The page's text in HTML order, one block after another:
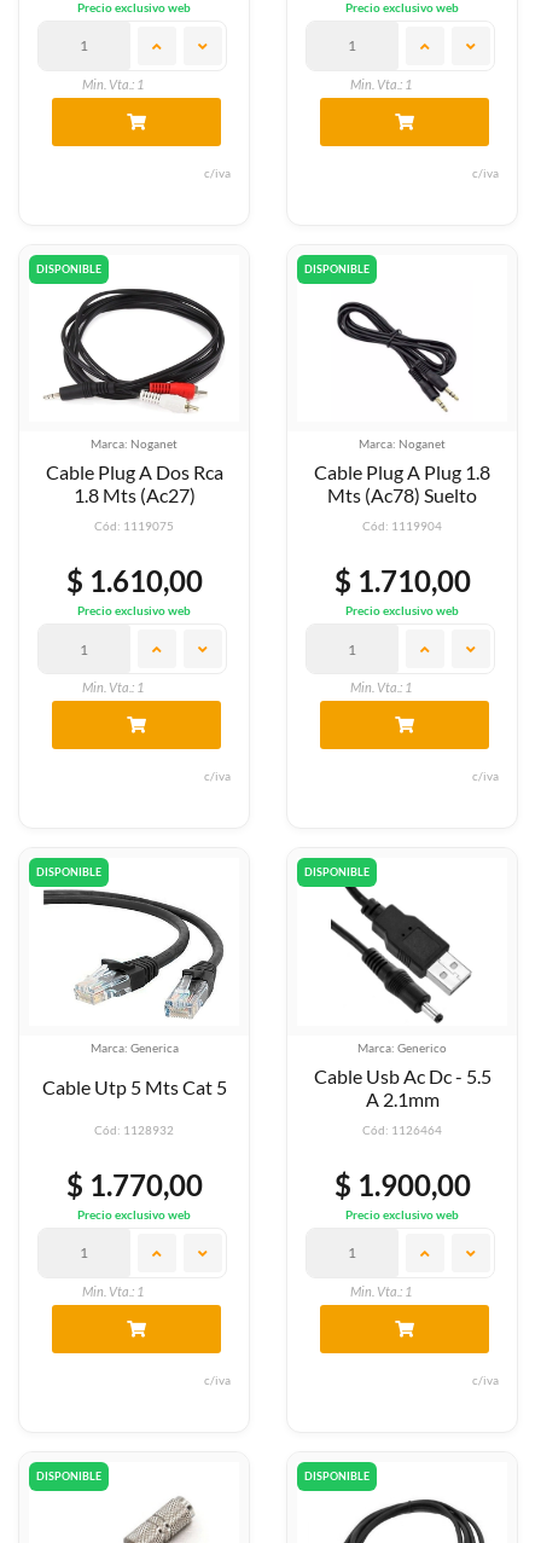
Precio exclusivo web
Min. Vta.: 1
c/iva
Precio exclusivo web
Min. Vta.: 1
c/iva
DISPONIBLE
Marca: Noganet
Cable Plug A Dos Rca
1.8 Mts (Ac27)
Cód: 1119075
$ 1.610,00
Precio exclusivo web
Min. Vta.: 1
c/iva
DISPONIBLE
Marca: Noganet
Cable Plug A Plug 1.8
Mts (Ac78) Suelto
Cód: 1119904
$ 1.710,00
Precio exclusivo web
Min. Vta.: 1
c/iva
DISPONIBLE
Marca: Generica
Cable Utp 5 Mts Cat 5
Cód: 1128932
$ 1.770,00
Precio exclusivo web
Min. Vta.: 1
c/iva
DISPONIBLE
Marca: Generico
Cable Usb Ac Dc - 5.5
A 2.1mm
Cód: 1126464
$ 1.900,00
Precio exclusivo web
Min. Vta.: 1
c/iva
DISPONIBLE DISPONIBLE